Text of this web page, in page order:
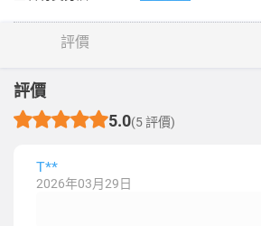
評價
評價
5.0(5 評價)
T**
2026年03月29日